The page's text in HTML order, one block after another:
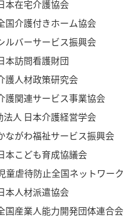
本在宅介護協会
国介護付きホーム協会
ルバーサービス振興会
本訪問看護財団
護人材政策研究会
護関連サービス事業協会
人 日本介護経営学会
ながわ福祉サービス振興会
本こども育成協議会
童虐待防止全国ネットワーク
本人材派遣協会
国産業人能力開発団体連合会